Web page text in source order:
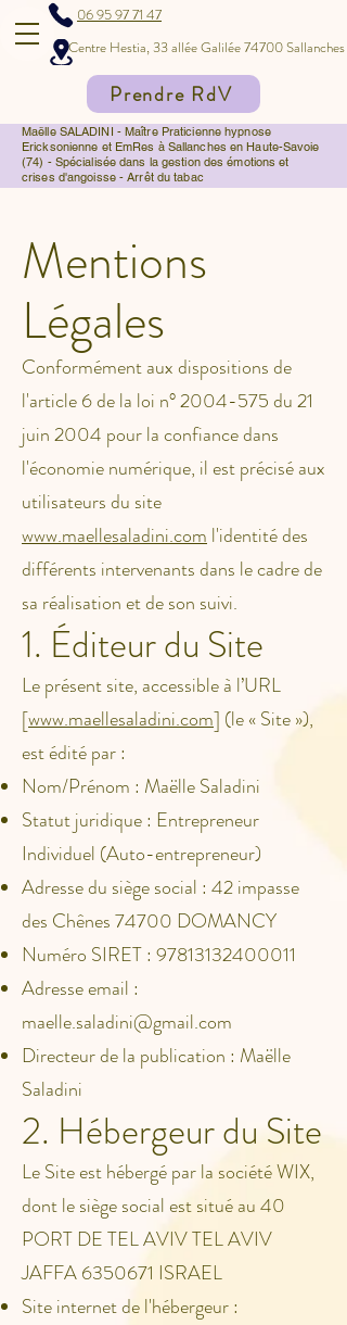
06 95 97 71 47
Prendre RdV
Centre Hestia, 33 allée Galilée 74700 Sallanches
Maëlle SALADINI - Maître Praticienne hypnose
Ericksonienne et EmRes à Sallanches en Haute-Savoie
(74) - Spécialisée dans la gestion des émotions et
crises d'angoisse - Arrêt du tabac
Mentions
Légales
Conformément aux dispositions de
l'article 6 de la loi n°2004-575du 21
juin 2004 pour la confiance dans
l'économie numérique, il est précisé aux
utilisateurs du site
www.maellesaladini.com l'identité des
différents intervenants dans le cadre de
sa réalisation et de son suivi.
1. Éditeur du Site
Le présent site, accessible à l’URL
[www.maellesaladini.com] (le « Site »),
est édité par :
Nom/Prénom : Maëlle Saladini
Statut juridique : Entrepreneur
Individuel (Auto-entrepreneur)
Adresse du siège social : 42 impasse
des Chênes 74700 DOMANCY
Numéro SIRET : 97813132400011
Adresse email :
maelle.saladini@gmail.com
Directeur de la publication : Maëlle
Saladini
2. Hébergeur du Site
Le Site est hébergé par la société WIX,
dont le siège social est situé au 40
PORT DE TEL AVIV TEL AVIV
JAFFA6350671 ISRAEL
Site internet de l'hébergeur :